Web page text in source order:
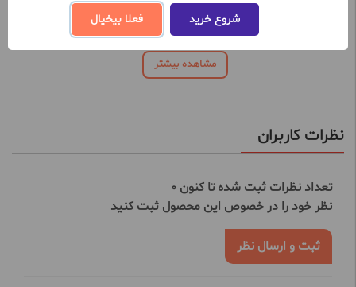
مشاهده بیشتر
نظرات کاربران
تعداد نظرات ثبت شده تا کنون 0
نظر خود را در خصوص این محصول ثبت کنید
ثبت و ارسال نظر
شروع خرید فعلا بیخیال